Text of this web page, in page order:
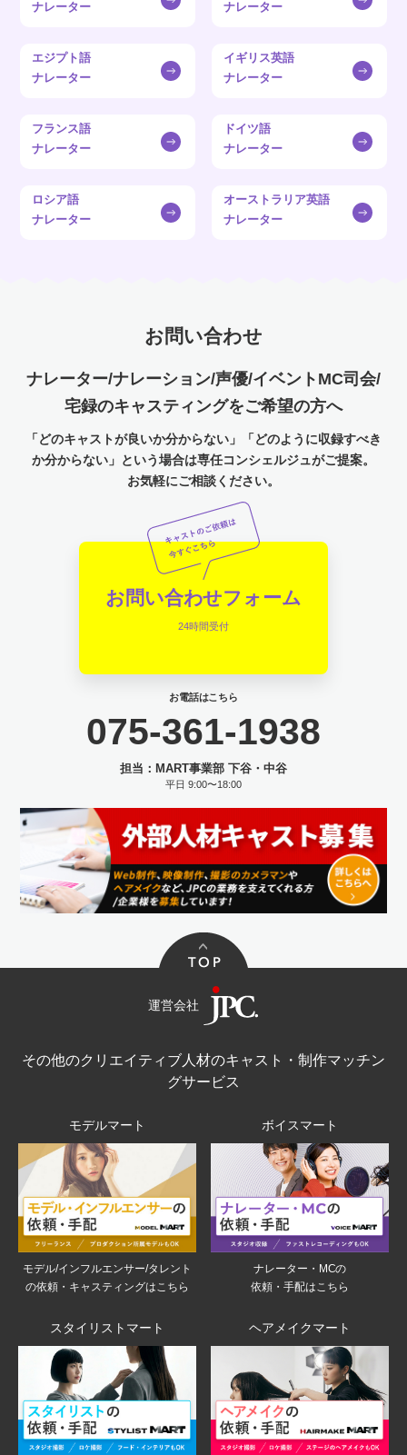
ナレーター ナレーター
エジプト語
ナレーター
イギリス英語
ナレーター
フランス語
ナレーター
ドイツ語
ナレーター
ロシア語
ナレーター
オーストラリア英語
ナレーター
お問い合わせ
ナレーター/ナレーション/声優/イベントMC司会/
宅録のキャスティングをご希望の方へ
「どのキャストが良いか分からない」「どのように収録すべき
か分からない」という場合は専任コンシェルジュがご提案。
お気軽にご相談ください。
お問い合わせフォーム
24時間受付
お電話はこちら
075-361-1938
担当：MART事業部 下谷・中谷
平日 9:00〜18:00
運営会社
その他のクリエイティブ人材のキャスト・制作マッチン
グサービス
モデルマート
モデル/インフルエンサー/タレント
の依頼・キャスティングはこちら
ボイスマート
ナレーター・MCの
依頼・手配はこちら
スタイリストマート ヘアメイクマート